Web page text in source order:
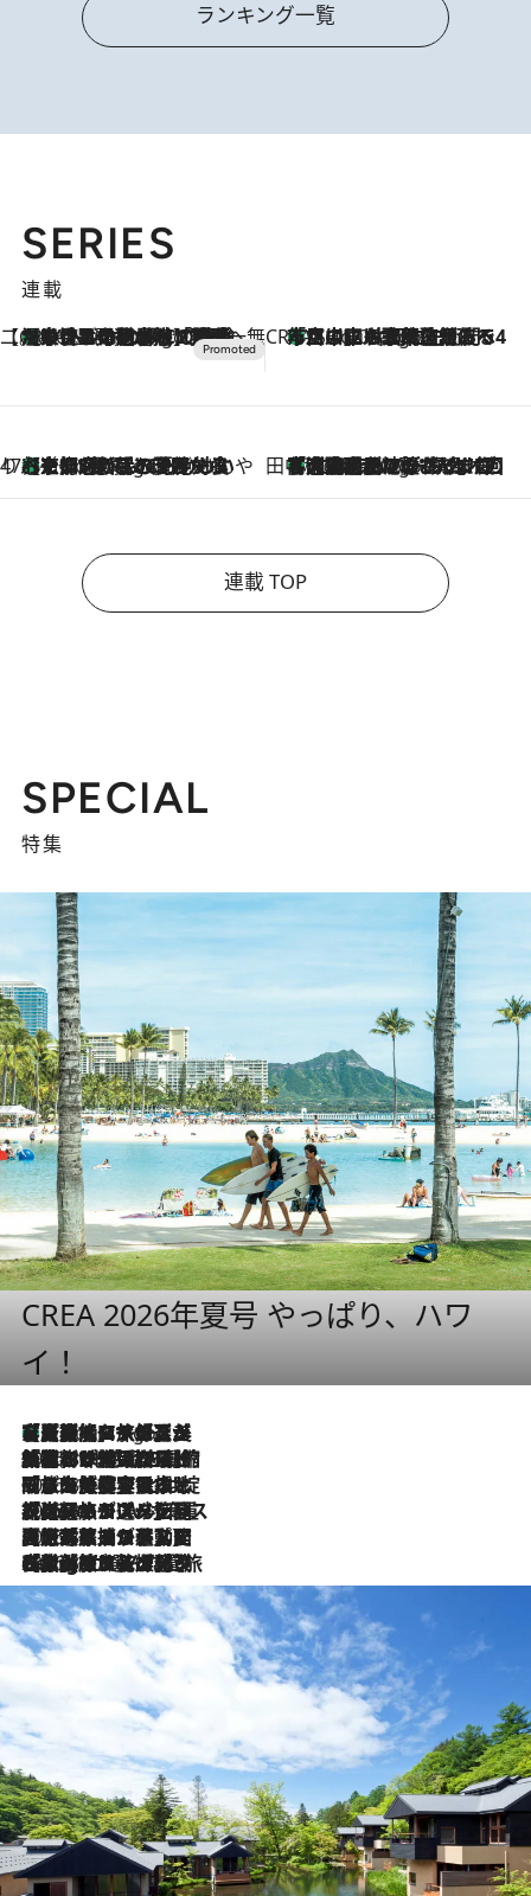
ランキング一覧
SERIES
連載
【CREA×星野リゾート】唯一無二。癒しと発見が待つ場所へ
16 Minutes Ago
【トンボの足水浴】ヒノキの香りに包まれて涼感マックス！約13℃の湧水かけ流しを避暑地「星野温泉 トンボの湯」で体験 CREA'S CHOICE
2 Hours Ago
「立川にも歌舞伎があるんだよ」 片岡仁左衛門・市川中車ら豪華座組みで4年目の立川立飛歌舞伎へ
47都道府県の手みやげ ひんやりスイーツで夏を満喫
2 Hours Ago
【京都府】この夏絶対食べたい 冷やしておいしいおやつ3選 ひと口目から心を掴む新緑のテリーヌ 田中稲の勝手に再ブーム
7 Hours Ago
「湘南乃風に憧れて」観客大盛上がりの“タオル回し”に、ラッパー顔負けの高速歌唱まで…さだまさし（74）のアグレッシブすぎる現在地
連載 TOP
SPECIAL
特集
CREA 2026年夏号 やっぱり、ハワ
イ！
2 Hours Ago
【厳選旅コスメ】「多機能アイテムがメイン！」旅好き美容エディターが選んだ夏旅ベストコスメを発表【Mサイズジップ】
2026.8.6
「荷物が増えるほど旅ストレスは増す」美容ジャーナリストがたどり着いた最終結論。“化粧品を劇的に減らす”感動の凝縮美容とは
2026.8.6
「旅先には金髪ウィッグを持参」日本と同じメイクでは損してる!? 美容ジャーナリストが提案する“掟破りの旅美容”とは
2026.8.6
【厳選旅コスメ】「身軽さ＆UV対策重視！」ヘアアーティストshucoが選んだ夏旅ベストコスメを発表【Mサイズジップ】
2026.8.5
【厳選旅コスメ】国内をあちこち移動する河井菜摘が選んだ夏旅ベストコスメ発表！「リラックスアイテムはマスト」【Mサイズジップ】
2026.8.4
【厳選旅コスメ】「紫外線＆乾燥対策しながらメイク感も！」ヘア＆メイクGeorgeが選んだ夏旅ベストコスメを発表！【Mサイズジップ】